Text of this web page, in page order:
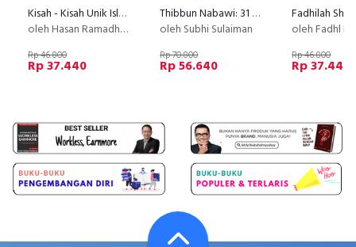
Kisah - Kisah Unik Islami
oleh Hasan Ramadhan
Rp 46.800
Rp 37.440
Thibbun Nabawi: 31 Mukjizat Ilmiah Hadits2 Nabi Ttg Kesehatan (2015)
oleh Subhi Sulaiman
Rp 70.800
Rp 56.640
oleh Fadhl
Rp 46.800
Rp 37.440